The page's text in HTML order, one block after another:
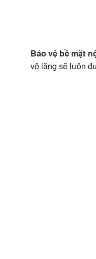
Bảo vệ bề mặt
vô lăng sẽ luôn